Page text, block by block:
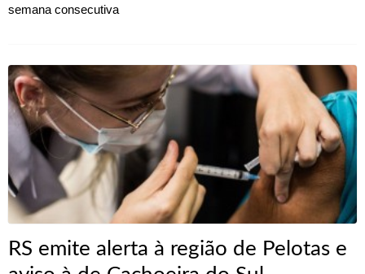
semana consecutiva
RS emite alerta à região de Pelotas e